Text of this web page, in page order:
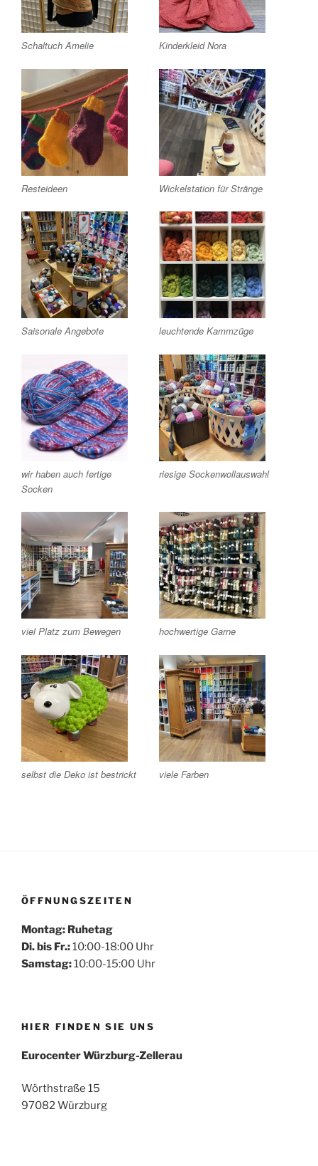
Schaltuch Amelie Kinderkleid Nora
Resteideen Wickelstation für Stränge
Saisonale Angebote leuchtende Kammzüge
wir haben auch fertige
Socken
riesige Sockenwollauswahl
viel Platz zum Bewegen hochwertige Garne
selbst die Deko ist bestrickt viele Farben
ÖFFNUNGSZEITEN
Montag: Ruhetag
Di. bis Fr.:10:00-18:00 Uhr
Samstag:10:00-15:00 Uhr
HIER FINDEN SIE UNS
Eurocenter Würzburg-Zellerau
Wörthstraße 15
97082 Würzburg